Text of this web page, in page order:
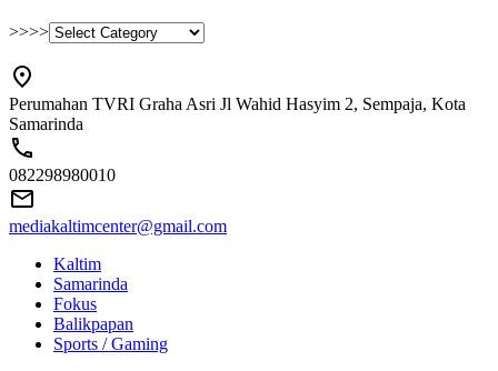
>>>>
Perumahan TVRI Graha Asri Jl Wahid Hasyim 2, Sempaja, Kota
Samarinda
082298980010
mediakaltimcenter@gmail.com
Kaltim
Samarinda
Fokus
Balikpapan
Sports / Gaming